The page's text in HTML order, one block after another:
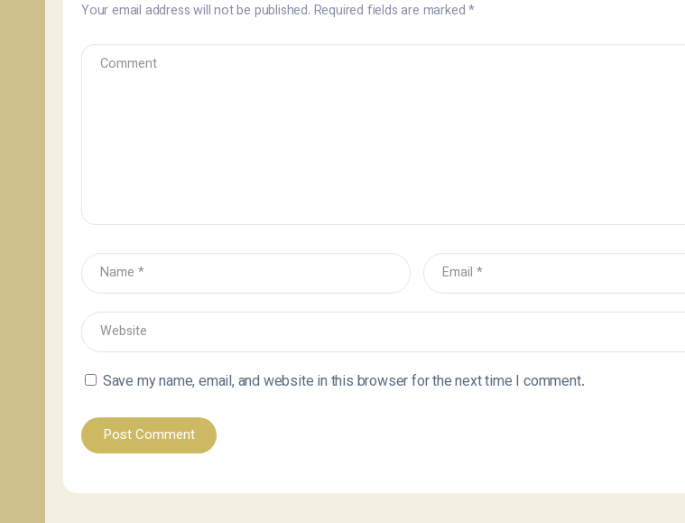
Your email address will not be published. Required fields are marked*
Save my name, email, and website in this browser for the next time I comment.